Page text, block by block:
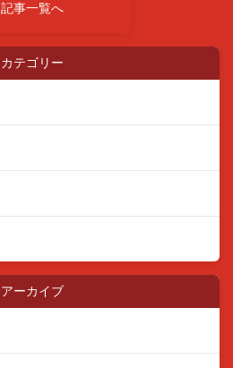
記事一覧へ
カテゴリー
アーカイブ